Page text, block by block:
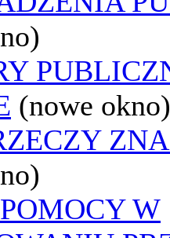
(nowe okno)
W